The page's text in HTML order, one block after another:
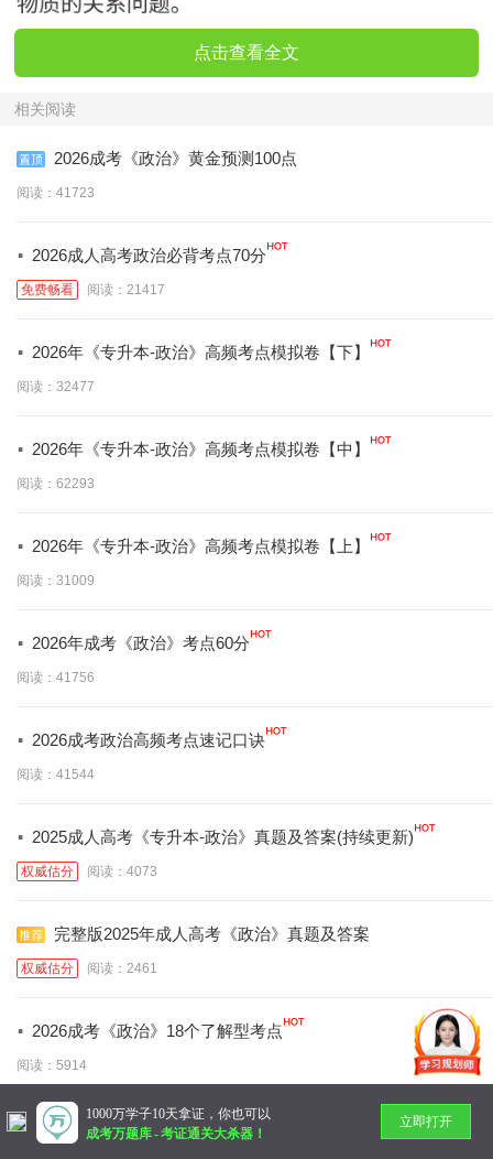
点击查看全文
相关阅读
2026成考《政治》黄金预测100点
阅读：41723
· 2026成人高考政治必背考点70分
免费畅看 阅读：21417
· 2026年《专升本-政治》高频考点模拟卷【下】
阅读：32477
· 2026年《专升本-政治》高频考点模拟卷【中】
阅读：62293
· 2026年《专升本-政治》高频考点模拟卷【上】
阅读：31009
· 2026年成考《政治》考点60分
阅读：41756
· 2026成考政治高频考点速记口诀
阅读：41544
· 2025成人高考《专升本-政治》真题及答案(持续更新)
权威估分 阅读：4073
完整版2025年成人高考《政治》真题及答案
权威估分 阅读：2461
· 2026成考《政治》18个了解型考点
阅读：5914
暂无更多
1000万学子10天拿证，你也可以
成考万题库-考证通关大杀器！
立即打开